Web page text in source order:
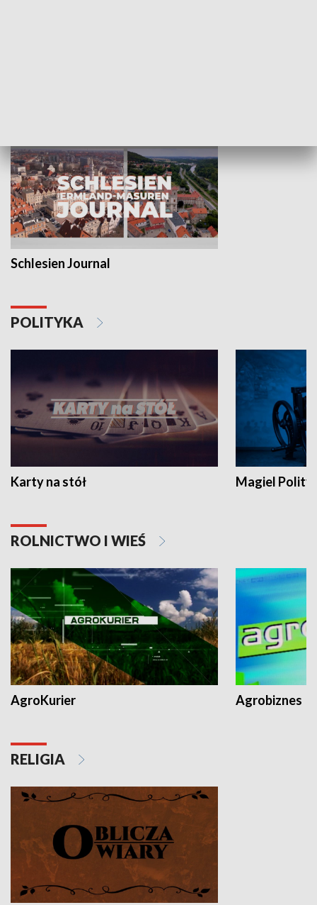
Schlesien Journal
POLITYKA
Karty na stół Magiel
ROLNICTWO I WIEŚ
AgroKurier Agrobiznes
RELIGIA